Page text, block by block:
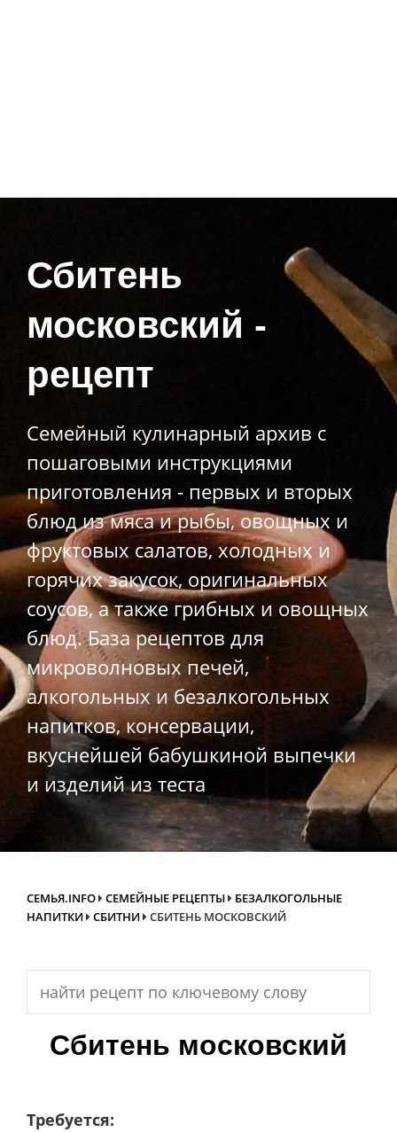
Сбитень
московский -
рецепт
Семейный кулинарный архив с
пошаговыми инструкциями
приготовления - первых и вторых
блюд из мяса и рыбы, овощных и
фруктовых салатов, холодных и
горячих закусок, оригинальных
соусов, а также грибных и овощных
блюд. База рецептов для
микроволновых печей,
алкогольных и безалкогольных
напитков, консервации,
вкуснейшей бабушкиной выпечки
и изделий из теста
СЕМЬЯ.INFO СЕМЕЙНЫЕ РЕЦЕПТЫ
БЕЗАЛКОГОЛЬНЫЕ
НАПИТКИ
СБИТНИ СБИТЕНЬ МОСКОВСКИЙ
Search
Сбитень московский
Требуется: